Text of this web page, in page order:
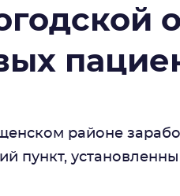
районе
пункт,